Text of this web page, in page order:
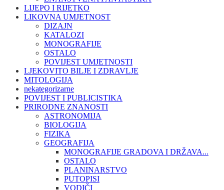
LIJEPO I RIJETKO
LIKOVNA UMJETNOST
DIZAJN
KATALOZI
MONOGRAFIJE
OSTALO
POVIJEST UMJETNOSTI
LJEKOVITO BILJE I ZDRAVLJE
MITOLOGIJA
nekategorizarne
POVIJEST I PUBLICISTIKA
PRIRODNE ZNANOSTI
ASTRONOMIJA
BIOLOGIJA
FIZIKA
GEOGRAFIJA
MONOGRAFIJE GRADOVA I DRŽAVA...
OSTALO
PLANINARSTVO
PUTOPISI
VODIČI